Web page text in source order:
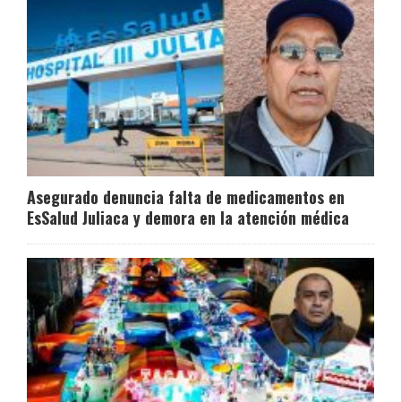
Asegurado denuncia falta de medicamentos en
EsSalud Juliaca y demora en la atención médica